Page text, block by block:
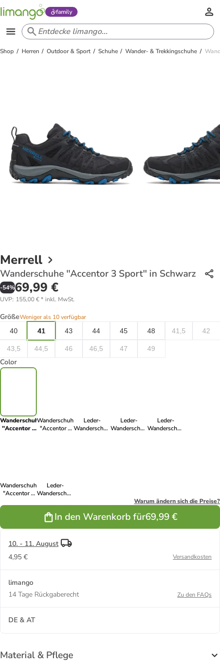
family
Shop Herren Outdoor & Sport Schuhe Wander- & Trekkingschuhe
Merrell
Wanderschuhe ''Accentor 3 Sport'' in Schwarz
-54%69,99 €
UVP: 155,00 €* inkl. MwSt.
GrößeWeniger als 10 verfügbar
40
41 43 44 45 48 41,5 42
43,5 44,5 46 46,5 47 49
Color
Wanderschuhe
''Accentor 3
Wanderschuhe
"Accentor 3
Leder-
Wanderschuhe
Leder-
Wanderschuhe
Leder-
Wanderschuhe
Wanderschuhe
"Accentor 3
Leder-
Wanderschuhe
Warum ändern sich die Preise?
In den Warenkorb für69,99 €
10. - 11. August
4,95 €
Versandkosten
limango
14 Tage Rückgaberecht
Zu den FAQs
DE & AT
Material & Pflege